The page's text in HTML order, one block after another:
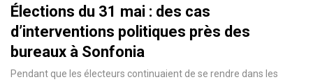
Élections du 31 mai : des cas
d’interventions politiques près des
bureaux à Sonfonia
Pendant que les électeurs continuaient de se rendre dans les